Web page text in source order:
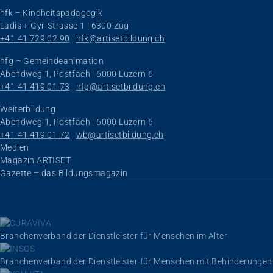
hfk – Kindheitspädagogik
Ladis + Gyr-Strasse 1 | 6300 Zug
+41 41 729 02 90 | hfk@artisetbildung.ch
hfg – Gemeindeanimation
Abendweg 1, Postfach | 6000 Luzern 6
+41 41 419 01 73 | hfg@artisetbildung.ch
Weiterbildung
Abendweg 1, Postfach | 6000 Luzern 6
+41 41 419 01 72 | wb@artisetbildung.ch
Navigation überspringen
Medien
Magazin ARTISET
Gazette – das Bildungsmagazin
Branchenverband der Dienstleister für Menschen im Alter
Branchenverband der Dienstleister für Menschen mit Behinderungen